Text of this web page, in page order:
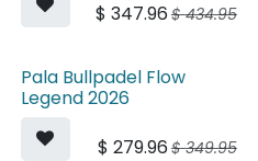
$ 347.96 $434.95
Pala Bullpadel Flow
Legend 2026
$ 279.96 $349.95